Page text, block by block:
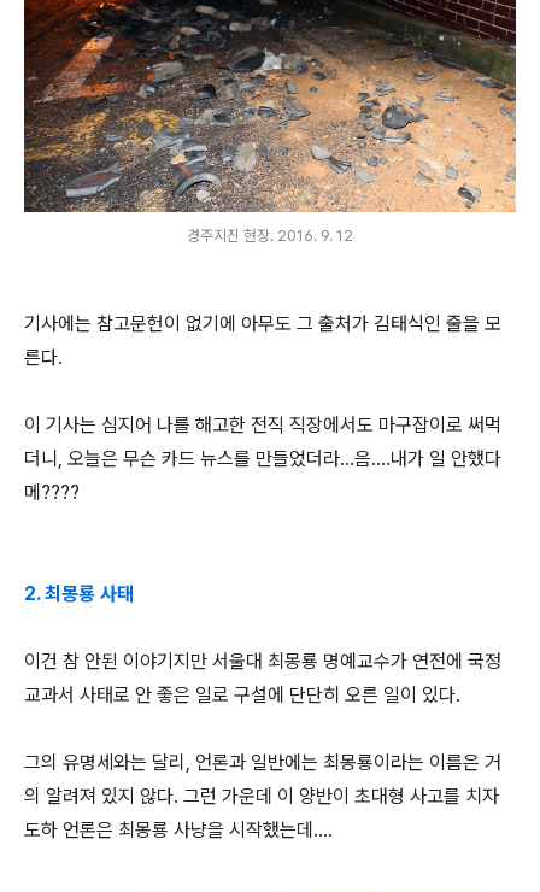
경주지진 현장. 2016. 9. 12
기사에는 참고문헌이 없기에 아무도 그 출처가 김태식인 줄을 모
른다.
이 기사는 심지어 나를 해고한 전직 직장에서도 마구잡이로 써먹
더니, 오늘은 무슨 카드 뉴스를 만들었더라...음....내가 일 안했다
메????
2. 최몽룡 사태
이건 참 안된 이야기지만 서울대 최몽룡 명예교수가 연전에 국정
교과서 사태로 안 좋은 일로 구설에 단단히 오른 일이 있다.
그의 유명세와는 달리, 언론과 일반에는 최몽룡이라는 이름은 거
의 알려져 있지 않다. 그런 가운데 이 양반이 초대형 사고를 치자
도하 언론은 최몽룡 사냥을 시작했는데....